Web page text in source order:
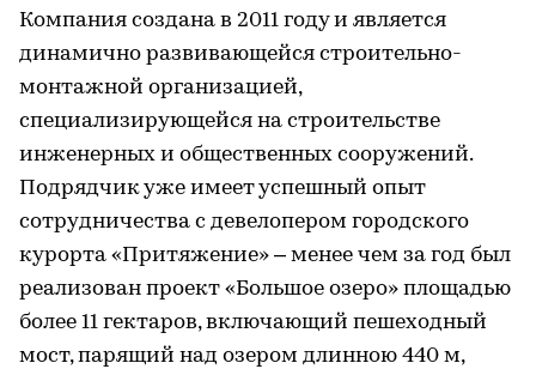
Компания создана в 2011 году и является
динамично развивающейся строительно-
монтажной организацией,
специализирующейся на строительстве
инженерных и общественных сооружений.
Подрядчик уже имеет успешный опыт
сотрудничества с девелопером городского
курорта «Притяжение» – менее чем за год был
реализован проект «Большое озеро» площадью
более 11 гектаров, включающий пешеходный
мост, парящий над озером длинною 440 м,